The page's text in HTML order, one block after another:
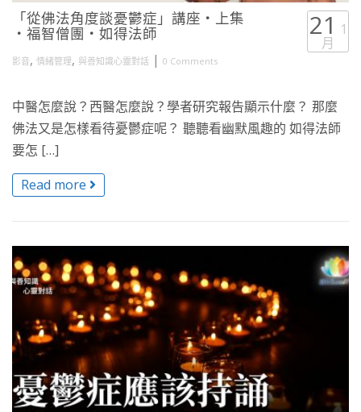
「從佛法角度談憂鬱症」講座・上集
・福智僧團・如得法師
影音, 情緒管理, 與善知識心靈對話 | 0 Comments
21 1
月
中醫怎麼說？西醫怎麼說？學者研究報告顯示什麼？ 那麼
佛法又是怎樣看待憂鬱症呢？ 聽聽看幽默風趣的 如得法師
要怎 […]
Read more